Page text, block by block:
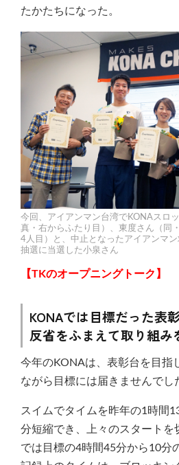
たかたちになった。
今回、アイアンマン台湾でKONAスロ
真・右からふたり目）、東度さん（同
4人目）と、中止となったアイアンマ
抽選に当選した小泉さん
【TKのオープニングトーク】
KONAでは目標だった表
反省をふまえて取り組み
今年のKONAは、表彰台を目指
ながら目標には届きませんでし
スイムでタイムを昨年の1時間
分短縮でき、上々のスタートを
では目標の4時間45分から10分